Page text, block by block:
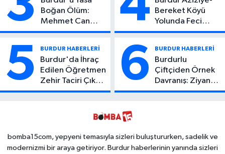
Boğan Ölüm:
Mehmet Can
Atıcı Genç Yaşta
Bereket Köyü
Yolunda Feci
Kaza: 1 Ölü, 2
5 BURDUR HABERLERİ
Burdur'da İhraç
Edilen Öğretmen
Zehir Taciri Çıktı:
Binlerce
6 BURDUR HABERLERİ
Burdurlu
Çiftçiden Örnek
Davranış: Ziyan
Olmasın Diye
Toplayabilecek
bomba15com, yepyeni temasıyla sizleri buluştururken, sadelik ve
modernizmi bir araya getiriyor. Burdur haberlerinin yanında sizleri